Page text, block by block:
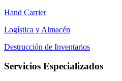
Hand Carrier
Logística y Almacén
Destrucción de Inventarios
Servicios Especializados